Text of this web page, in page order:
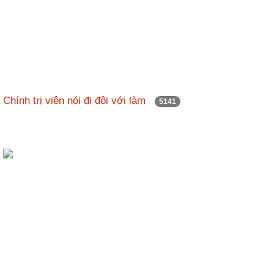
Chính trị viên nói đi đôi với làm 5141